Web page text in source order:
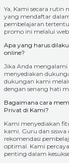
Ya, Kami secara rutin
yang mendaftar
pembelajaran
promo ini melalui
Apa yang harus
online?
Jika Anda mengalami
menyediakan
dukungan kami
dengan senang hati
Bagaimana cara
Privat di Kami?
Kami menyediakan
kami. Guru dan
rekomendasi
optimal. Kami
penting dalam